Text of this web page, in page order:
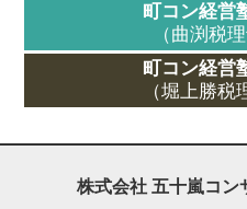
町コン経営
（曲渕税
町コン経営
（堀上勝税
株式会社 五十嵐コン